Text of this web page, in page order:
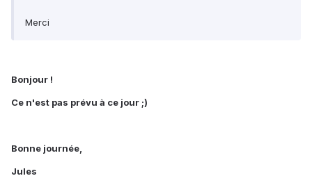
Merci
Bonjour !
Ce n'est pas prévu à ce jour ;)
Bonne journée,
Jules